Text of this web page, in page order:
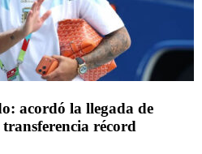
acordó la llegada de
récord